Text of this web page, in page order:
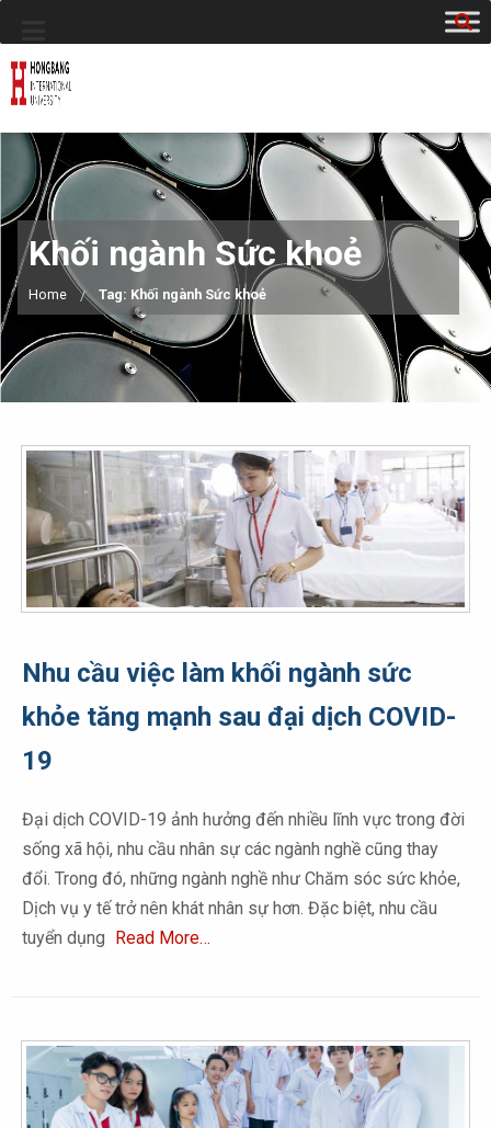
Khối ngành Sức khoẻ
Home Tag: Khối ngành Sức khoẻ
Nhu cầu việc làm khối ngành sức
khỏe tăng mạnh sau đại dịch COVID-
19
Đại dịch COVID-19 ảnh hưởng đến nhiều lĩnh vực trong đời
sống xã hội, nhu cầu nhân sự các ngành nghề cũng thay
đổi. Trong đó, những ngành nghề như Chăm sóc sức khỏe,
Dịch vụ y tế trở nên khát nhân sự hơn. Đặc biệt, nhu cầu
tuyển dụng Read More…